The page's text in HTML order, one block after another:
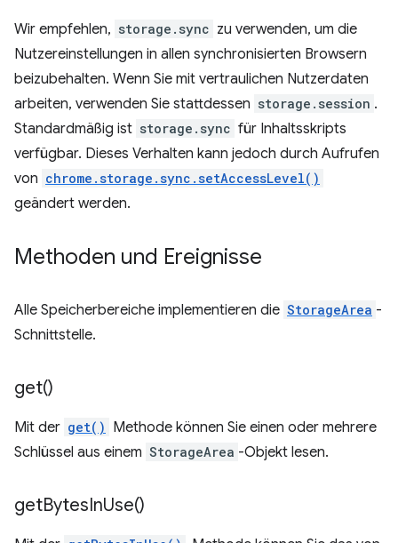
Wir empfehlen, storage.sync zu verwenden, um die
Nutzereinstellungen in allen synchronisierten Browsern
beizubehalten. Wenn Sie mit vertraulichen Nutzerdaten
arbeiten, verwenden Sie stattdessen storage.session .
Standardmäßig ist storage.sync für Inhaltsskripts
verfügbar. Dieses Verhalten kann jedoch durch Aufrufen
von chrome.storage.sync.setAccessLevel()
geändert werden.
Methoden und Ereignisse
Alle Speicherbereiche implementieren die StorageArea -
Schnittstelle.
get()
Mit der get() Methode können Sie einen oder mehrere
Schlüssel aus einem StorageArea -Objekt lesen.
getBytesInUse()